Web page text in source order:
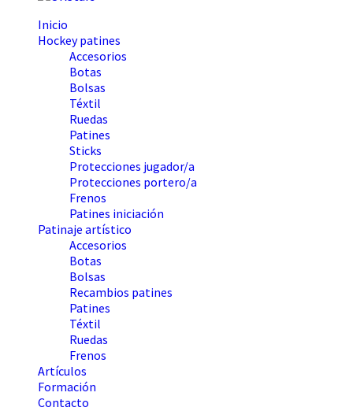
Inicio
Hockey patines
Accesorios
Botas
Bolsas
Téxtil
Ruedas
Patines
Sticks
Protecciones jugador/a
Protecciones portero/a
Frenos
Patines iniciación
Patinaje artístico
Accesorios
Botas
Bolsas
Recambios patines
Patines
Téxtil
Ruedas
Frenos
Artículos
Formación
Contacto